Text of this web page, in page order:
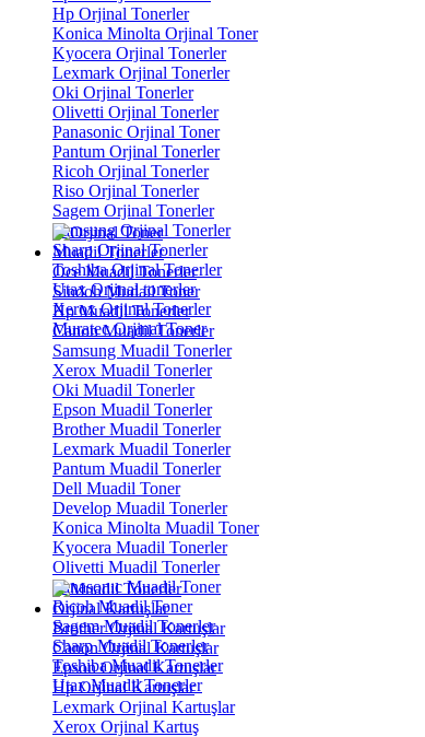
Hp Orjinal Tonerler
Konica Minolta Orjinal Toner
Kyocera Orjinal Tonerler
Lexmark Orjinal Tonerler
Oki Orjinal Tonerler
Olivetti Orjinal Tonerler
Panasonic Orjinal Toner
Pantum Orjinal Tonerler
Ricoh Orjinal Tonerler
Riso Orjinal Tonerler
Sagem Orjinal Tonerler
Samsung Orjinal Tonerler
Sharp Orjinal Tonerler
Toshiba Orjinal Tonerler
Utax Orjinal tonerler
Xerox Orjinal Tonerler
Muratec Orjinal Toner
Muadil Tonerler
Oce Muadil Tonerler
Sindoh Mudail Toner
Hp Muadil Tonerler
Canon Muadil Tonerler
Samsung Muadil Tonerler
Xerox Muadil Tonerler
Oki Muadil Tonerler
Epson Muadil Tonerler
Brother Muadil Tonerler
Lexmark Muadil Tonerler
Pantum Muadil Tonerler
Dell Muadil Toner
Develop Muadil Tonerler
Konica Minolta Muadil Toner
Kyocera Muadil Tonerler
Olivetti Muadil Tonerler
Panasonıc Muadil Toner
Ricoh Muadil Toner
Sagem Muadil Tonerler
Sharp Muadil Tonerler
Toshiba Muadil Tonerler
Utax Muadil Tonerler
Orjinal Kartuşlar
Brother Orjinal Kartuşlar
Canon Orjinal Kartuşlar
Epson Orjinal Kartuşlar
Hp Orjinal Kartuşlar
Lexmark Orjinal Kartuşlar
Xerox Orjinal Kartuş